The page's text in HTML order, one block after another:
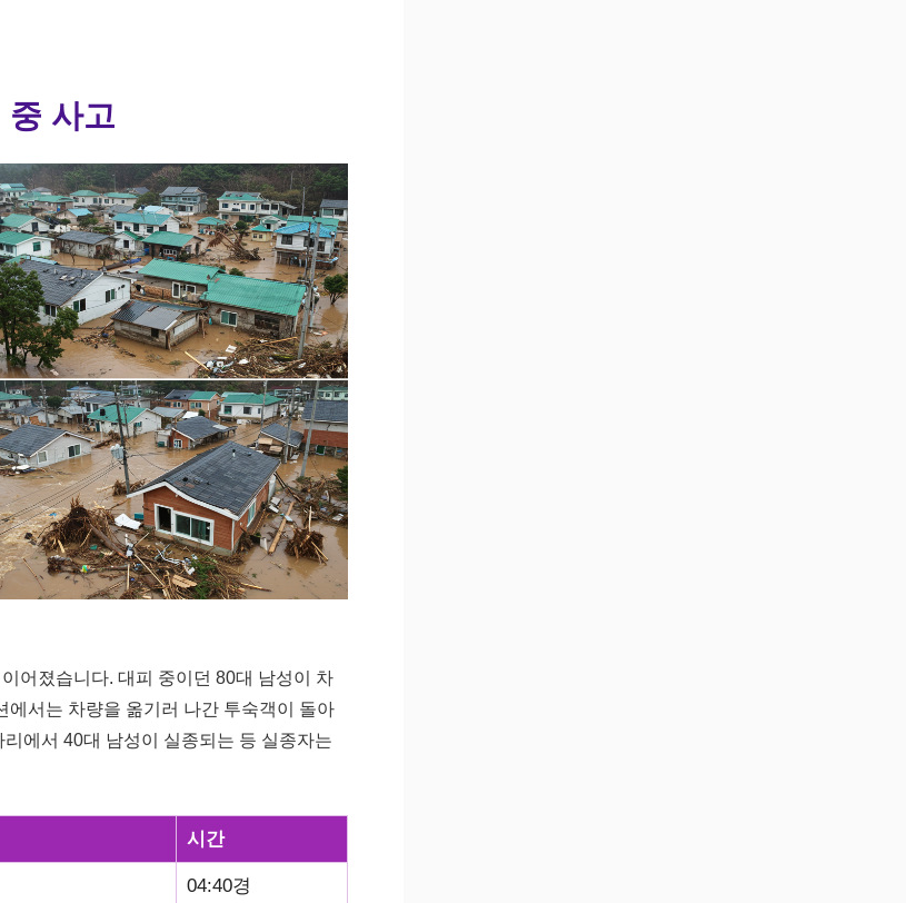
중 사고
어졌습니다. 대피 중이던 80대 남성이 차
서는 차량을 옮기러 나간 투숙객이 돌아
에서 40대 남성이 실종되는 등 실종자는
시간
04:40경